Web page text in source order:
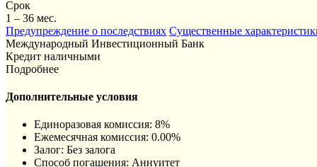
Срок
1 – 36 мес.
Предупреждение о последствиях Существенные
Международный Инвестиционный Банк
Кредит наличными
Подробнее
Дополнительные условия
Единоразовая комиссия: 8%
Ежемесячная комиссия: 0.00%
Залог: Без залога
Способ погашения: Aннуитет